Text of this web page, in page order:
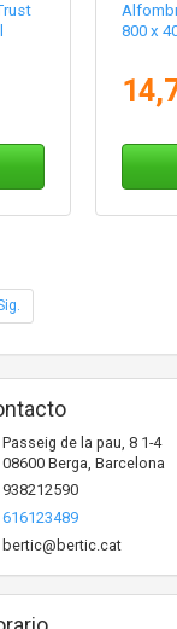
800 x
Passeig de la pau, 8 1-4
08600 Berga, Barcelona
938212590
616123489
bertic@bertic.cat